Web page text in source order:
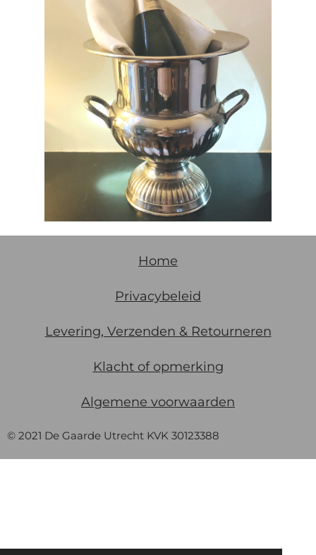
Home
Privacybeleid
Levering, Verzenden & Retourneren
Klacht of opmerking
Algemene voorwaarden
© 2021 De Gaarde Utrecht KVK 30123388